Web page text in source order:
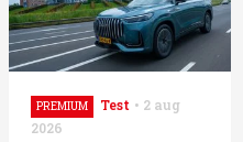
PREMIUM Test
2 aug
2026